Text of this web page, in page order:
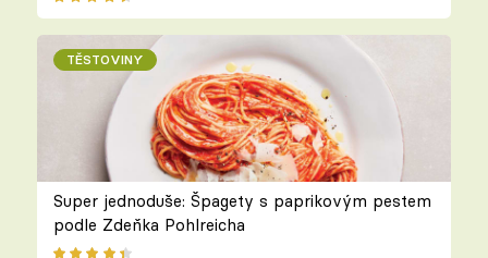
TĚSTOVINY
Super jednoduše: Špagety s paprikovým pestem
podle Zdeňka Pohlreicha